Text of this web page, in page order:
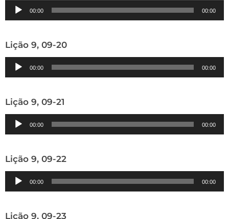
Tocador
de
00:00 00:00
Lição 9, 09-20
Tocador
de
00:00 00:00
Lição 9, 09-21
Tocador
de
00:00 00:00
Lição 9, 09-22
Tocador
de
00:00 00:00
Lição 9, 09-23